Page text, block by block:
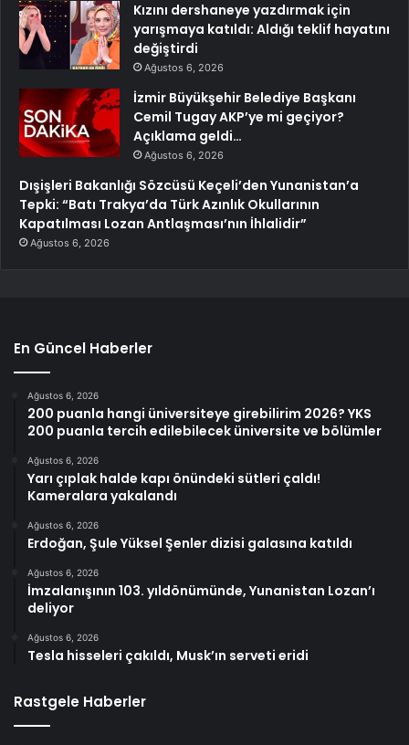
Kızını dershaneye yazdırmak için
yarışmaya katıldı: Aldığı teklif hayatını
değiştirdi
Ağustos 6, 2026
İzmir Büyükşehir Belediye Başkanı
Cemil Tugay AKP’ye mi geçiyor?
Açıklama geldi…
Ağustos 6, 2026
Dışişleri Bakanlığı Sözcüsü Keçeli’den Yunanistan’a
Tepki: “Batı Trakya’da Türk Azınlık Okullarının
Kapatılması Lozan Antlaşması’nın İhlalidir”
Ağustos 6, 2026
En Güncel Haberler
Ağustos 6, 2026
200 puanla hangi üniversiteye girebilirim 2026? YKS
200 puanla tercih edilebilecek üniversite ve bölümler
Ağustos 6, 2026
Yarı çıplak halde kapı önündeki sütleri çaldı!
Kameralara yakalandı
Ağustos 6, 2026
Erdoğan, Şule Yüksel Şenler dizisi galasına katıldı
Ağustos 6, 2026
İmzalanışının 103. yıldönümünde, Yunanistan Lozan’ı
deliyor
Ağustos 6, 2026
Tesla hisseleri çakıldı, Musk’ın serveti eridi
Rastgele Haberler